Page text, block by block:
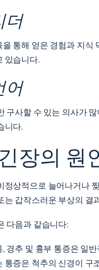
더
통해 얻은 경험과 지식
있습니다.
어
구사할 수 있는 의사가
니다.
장의 원
정상적으로 늘어나거나
는 갑작스러운 부상의 결
다음과 같습니다:
경추 및 흉부 통증은 일
통증은 척추의 신경이 구